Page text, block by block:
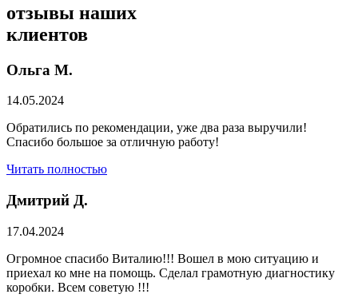
отзывы наших
клиентов
Ольга М.
14.05.2024
Обратились по рекомендации, уже два раза выручили!
Спасибо большое за отличную работу!
Читать полностью
Дмитрий Д.
17.04.2024
Огромное спасибо Виталию!!! Вошел в мою ситуацию и
приехал ко мне на помощь. Сделал грамотную диагностику
коробки. Всем советую !!!